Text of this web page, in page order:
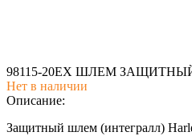
98115-20EX ШЛЕМ
Нет в наличии
Описание:
Защитный шлем (интегралл)